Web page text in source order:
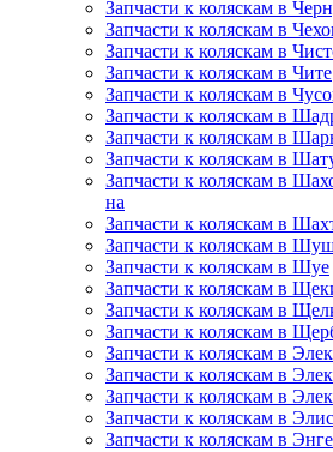
Запчасти к коляскам в
Запчасти к коляскам в
Запчасти к коляскам в
Запчасти к коляскам в Чите
Запчасти к коляскам в
Запчасти к коляскам в
Запчасти к коляскам в
Запчасти к коляскам в
Запчасти к коляскам в
на
Запчасти к коляскам в
Запчасти к коляскам в
Запчасти к коляскам в Шуе
Запчасти к коляскам в
Запчасти к коляскам в
Запчасти к коляскам в
Запчасти к коляскам в
Запчасти к коляскам в
Запчасти к коляскам в
Запчасти к коляскам в
Запчасти к коляскам в